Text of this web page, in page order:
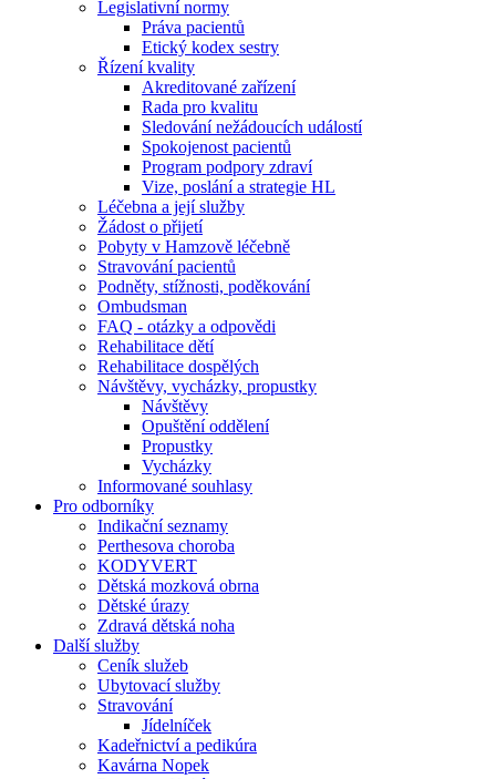
Legislativní normy
Práva pacientů
Etický kodex sestry
Řízení kvality
Akreditované zařízení
Rada pro kvalitu
Sledování nežádoucích událostí
Spokojenost pacientů
Program podpory zdraví
Vize, poslání a strategie HL
Léčebna a její služby
Žádost o přijetí
Pobyty v Hamzově léčebně
Stravování pacientů
Podněty, stížnosti, poděkování
Ombudsman
FAQ - otázky a odpovědi
Rehabilitace dětí
Rehabilitace dospělých
Návštěvy, vycházky, propustky
Návštěvy
Opuštění oddělení
Propustky
Vycházky
Informované souhlasy
Pro odborníky
Indikační seznamy
Perthesova choroba
KODYVERT
Dětská mozková obrna
Dětské úrazy
Zdravá dětská noha
Další služby
Ceník služeb
Ubytovací služby
Stravování
Jídelníček
Kadeřnictví a pedikúra
Kavárna Nopek